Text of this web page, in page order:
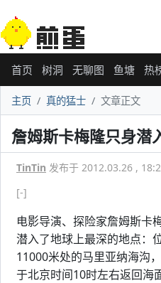
首页 树洞 无聊图 鱼塘 热
主页 真的猛士 文章正文
詹姆斯卡梅隆只身潜
TinTin 发布于 2012.03.26 ,
[-]
电影导演、探险家詹姆斯卡
潜入了地球上最深的地点：
11000米处的马里亚纳海沟
于北京时间10时左右返回海